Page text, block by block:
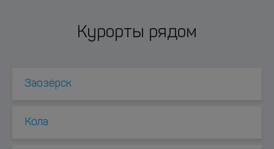
Курорты рядом
Заозёрск
Кола